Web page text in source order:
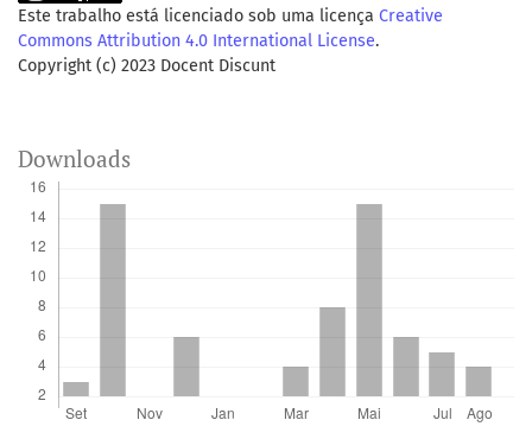
Este trabalho está licenciado sob uma licença Creative
Commons Attribution 4.0 International License.
Copyright (c) 2023 Docent Discunt
Downloads